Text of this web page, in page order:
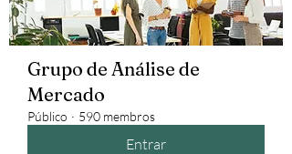
Grupo de Análise de
Mercado
Público · 590 membros
Entrar